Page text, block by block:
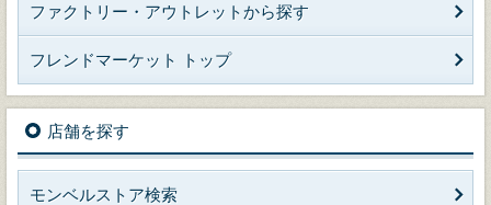
ファクトリー・アウトレットから探す
フレンドマーケット トップ
店舗を探す
モンベルストア検索